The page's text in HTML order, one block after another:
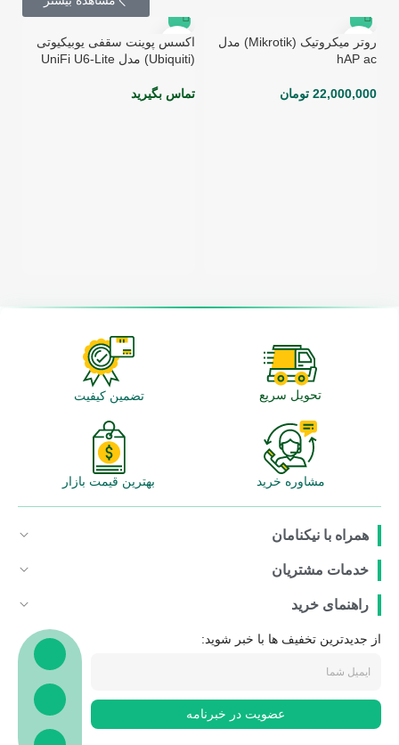
روتر میکروتیک (Mikrotik) مدل
hAP ac
22,000,000 تومان
اکسس پوینت سقفی یوبیکیوتی
(Ubiquiti) مدل UniFi U6-Lite
تماس بگیرید
تحویل سریع تضمین کیفیت
مشاوره خرید بهترین قیمت بازار
همراه با نیکنامان
خدمات مشتریان
راهنمای خرید
از جدیدترین تخفیف ها با خبر شوید:
عضویت در خبرنامه